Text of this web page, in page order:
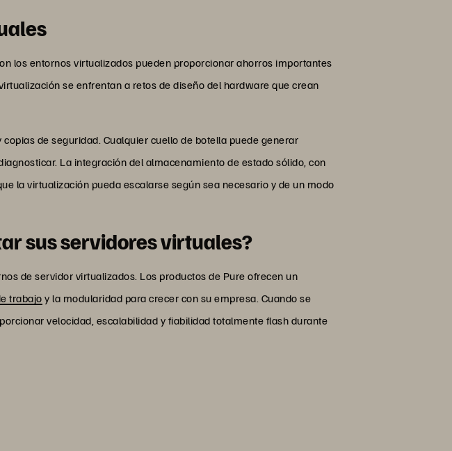
los entornos virtualizados pueden proporcionar ahorros importantes
se enfrentan a retos de diseño del hardware que crean
de seguridad. Cualquier cuello de botella puede generar
La integración del almacenamiento de estado sólido, con
la virtualización pueda escalarse según sea necesario y de un modo
sus servidores virtuales?
de servidor virtualizados. Los productos de Pure ofrecen un
trabajo y la modularidad para crecer con su empresa. Cuando se
velocidad, escalabilidad y fiabilidad totalmente flash durante